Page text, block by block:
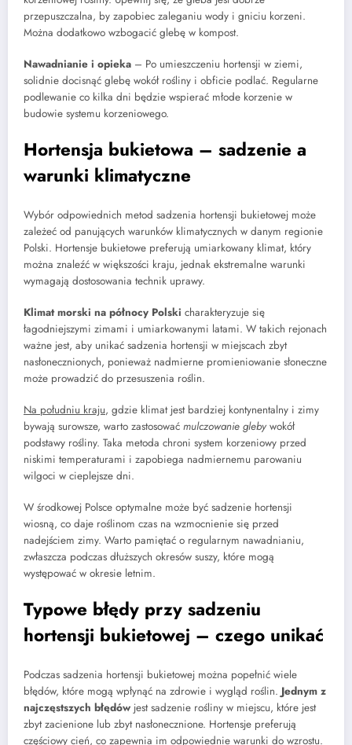
przepuszczalna, by zapobiec zaleganiu wody i gniciu korzeni.
Można dodatkowo wzbogacić glebę w kompost.
Nawadnianie i opieka – Po umieszczeniu hortensji w ziemi,
solidnie docisnąć glebę wokół rośliny i obficie podlać. Regularne
podlewanie co kilka dni będzie wspierać młode korzenie w
budowie systemu korzeniowego.
Hortensja bukietowa – sadzenie a
warunki klimatyczne
Wybór odpowiednich metod sadzenia hortensji bukietowej może
zależeć od panujących warunków klimatycznych w danym regionie
Polski. Hortensje bukietowe preferują umiarkowany klimat, który
można znaleźć w większości kraju, jednak ekstremalne warunki
wymagają dostosowania technik uprawy.
Klimat morski na północy Polski charakteryzuje się
łagodniejszymi zimami i umiarkowanymi latami. W takich rejonach
ważne jest, aby unikać sadzenia hortensji w miejscach zbyt
nasłonecznionych, ponieważ nadmierne promieniowanie słoneczne
może prowadzić do przesuszenia roślin.
Na południu kraju, gdzie klimat jest bardziej kontynentalny i zimy
bywają surowsze, warto zastosować mulczowanie gleby wokół
podstawy rośliny. Taka metoda chroni system korzeniowy przed
niskimi temperaturami i zapobiega nadmiernemu parowaniu
wilgoci w cieplejsze dni.
W środkowej Polsce optymalne może być sadzenie hortensji
wiosną, co daje roślinom czas na wzmocnienie się przed
nadejściem zimy. Warto pamiętać o regularnym nawadnianiu,
zwłaszcza podczas dłuższych okresów suszy, które mogą
występować w okresie letnim.
Typowe błędy przy sadzeniu
hortensji bukietowej – czego unikać
Podczas sadzenia hortensji bukietowej można popełnić wiele
błędów, które mogą wpłynąć na zdrowie i wygląd roślin. Jednym z
najczęstszych błędów jest sadzenie rośliny w miejscu, które jest
zbyt zacienione lub zbyt nasłonecznione. Hortensje preferują
częściowy cień, co zapewnia im odpowiednie warunki do wzrostu.